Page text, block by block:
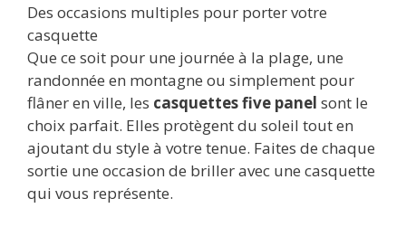
Des occasions multiples pour porter votre
casquette
Que ce soit pour une journée à la plage, une
randonnée en montagne ou simplement pour
flâner en ville, les casquettes five panel sont le
choix parfait. Elles protègent du soleil tout en
ajoutant du style à votre tenue. Faites de chaque
sortie une occasion de briller avec une casquette
qui vous représente.